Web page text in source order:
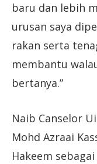
baru dan lebih
urusan saya
rakan serta
membantu
bertanya.”
Naib Canselor
Mohd Azraai
Hakeem